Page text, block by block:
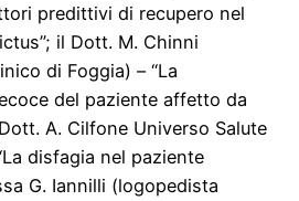
predittivi di recupero nel
il Dott. M. Chinni
di Foggia) – “La
del paziente affetto da
A. Cilfone Universo Salute
disfagia nel paziente
G. Iannilli (logopedista